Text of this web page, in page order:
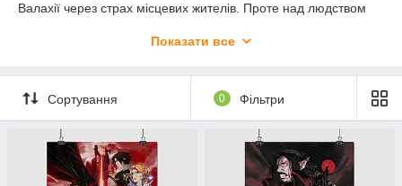
Валахії через страх місцевих жителів. Проте над людством
Озброївшись “Убивцею Вампірів”, Тревор кидає виклик
зануритись у атмосферу “Кастлванії”.
Показати все
Сортування 0 Фільтри